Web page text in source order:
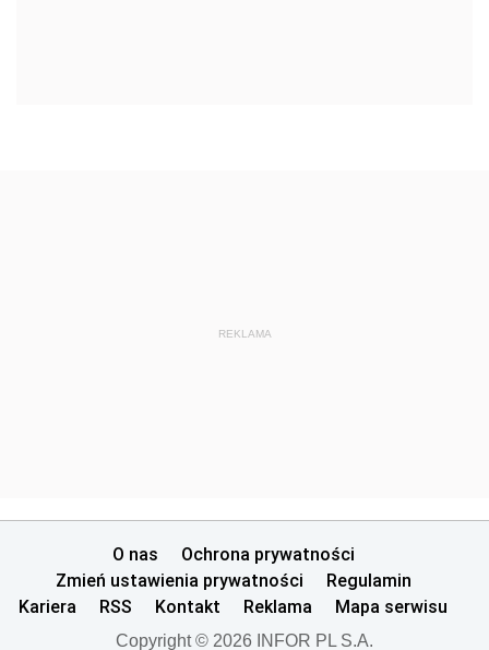
REKLAMA
O nas
Ochrona prywatności
Zmień ustawienia prywatności
Regulamin
Kariera
RSS Kontakt Reklama Mapa serwisu
Copyright © 2026 INFOR PL S.A.